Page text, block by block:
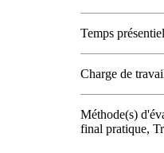
Temps
Charge de
Méthode(s)
final pratique,